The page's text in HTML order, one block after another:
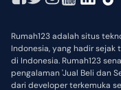
Rumah123 adalah situs
Indonesia, yang hadir
di Indonesia. Rumah123
pengalaman 'Jual Beli dan
dari developer terkemuka